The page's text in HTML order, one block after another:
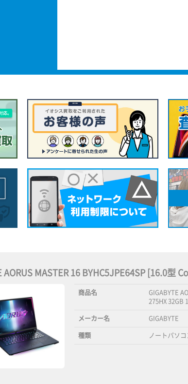
AORUS MASTER 16 BYHC5JPE64SP [16.0
商品名
GIGABYTE
275HX 32GB
メーカー名 GIGABYTE
種類 ノートパソコ